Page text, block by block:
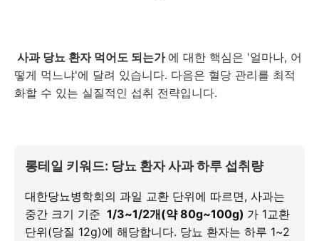
사과 당뇨 환자 먹어도 되는가 에 대한 핵심은 '얼마나, 어
떻게 먹느냐'에 달려 있습니다. 다음은 혈당 관리를 최적
화할 수 있는 실질적인 섭취 전략입니다.
롱테일 키워드: 당뇨 환자 사과 하루 섭취량
대한당뇨병학회의 과일 교환 단위에 따르면, 사과는
중간 크기 기준 1/3~1/2개(약 80g~100g) 가 1교환
단위(당질 12g)에 해당합니다. 당뇨 환자는 하루 1~2